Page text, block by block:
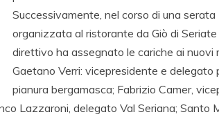
Successivamente, nel corso di una serata
organizzata al ristorante da Giò di Seriate
direttivo ha assegnato le cariche ai nuovi
Gaetano Verri: vicepresidente e delegato
pianura bergamasca; Fabrizio Camer,
Lazzaroni, delegato Val Seriana; Santo